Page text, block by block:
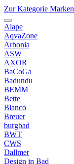
Zur Kategorie Marken
Alape
AqvaZone
Arbonia
ASW
AXOR
BaCoGa
Badundu
BEMM
Bette
Blanco
Breuer
burgbad
BWT
CWS
Dallmer
Design in Bad